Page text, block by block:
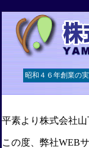
昭和４６年創業の
平素より株式会社
この度、弊社WEB